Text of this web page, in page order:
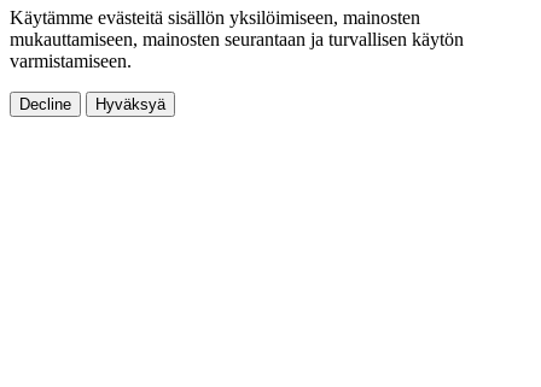
Käytämme evästeitä sisällön yksilöimiseen, mainosten
mukauttamiseen, mainosten seurantaan ja turvallisen käytön
varmistamiseen.
Decline Hyväksyä